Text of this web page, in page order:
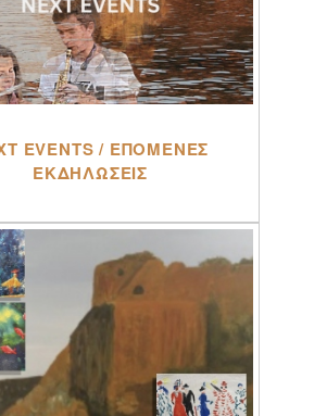
EVENTS / ΕΠΟΜΕΝΕΣ
ΕΚΔΗΛΩΣΕΙΣ